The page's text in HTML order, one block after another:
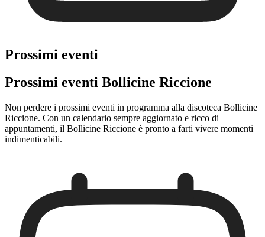
Prossimi eventi
Prossimi eventi Bollicine Riccione
Non perdere i prossimi eventi in programma alla discoteca Bollicine
Riccione. Con un calendario sempre aggiornato e ricco di
appuntamenti, il Bollicine Riccione è pronto a farti vivere momenti
indimenticabili.